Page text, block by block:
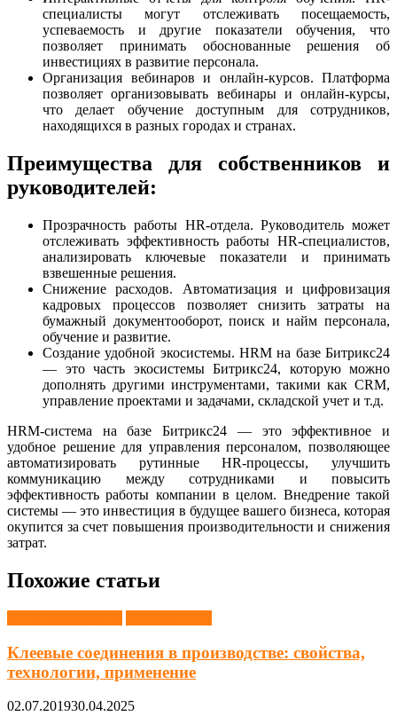
специалисты могут отслеживать посещаемость,
успеваемость и другие показатели обучения, что
позволяет принимать обоснованные решения об
инвестициях в развитие персонала.
Организация вебинаров и онлайн-курсов. Платформа
позволяет организовывать вебинары и онлайн-курсы,
что делает обучение доступным для сотрудников,
находящихся в разных городах и странах.
Преимущества для собственников и
руководителей:
Прозрачность работы HR-отдела. Руководитель может
отслеживать эффективность работы HR-специалистов,
анализировать ключевые показатели и принимать
взвешенные решения.
Снижение расходов. Автоматизация и цифровизация
кадровых процессов позволяет снизить затраты на
бумажный документооборот, поиск и найм персонала,
обучение и развитие.
Создание удобной экосистемы. HRM на базе Битрикс24
— это часть экосистемы Битрикс24, которую можно
дополнять другими инструментами, такими как CRM,
управление проектами и задачами, складской учет и т.д.
HRM-система на базе Битрикс24 — это эффективное и
удобное решение для управления персоналом, позволяющее
автоматизировать рутинные HR-процессы, улучшить
коммуникацию между сотрудниками и повысить
эффективность работы компании в целом. Внедрение такой
системы — это инвестиция в будущее вашего бизнеса, которая
окупится за счет повышения производительности и снижения
затрат.
Похожие статьи
Клеевые соединения в производстве: свойства,
технологии, применение
02.07.201930.04.2025